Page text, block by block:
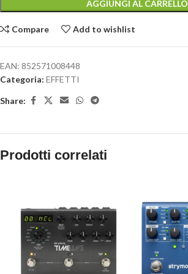
AGGIUNGI AL CARRELLO
Compare Add to wishlist
EAN: 852571008448
Categoria: EFFETTI
Share:
Prodotti correlati